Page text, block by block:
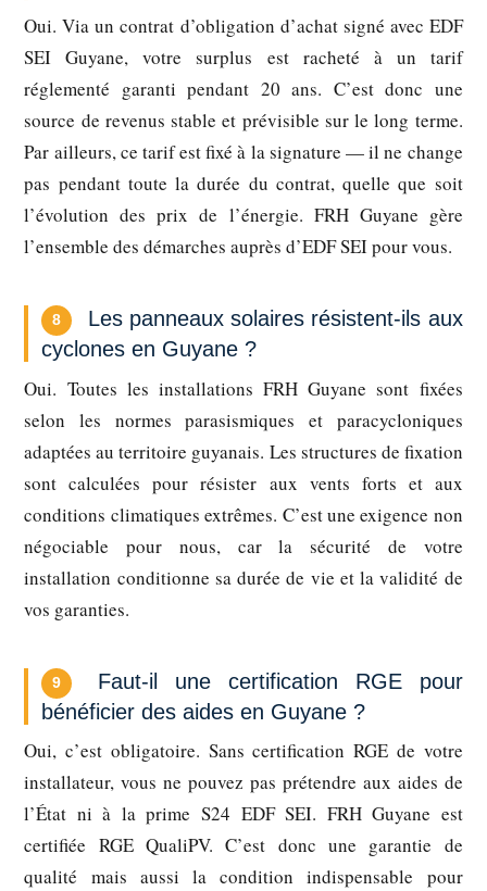
Oui. Via un contrat d’obligation d’achat signé avec EDF
SEI Guyane, votre surplus est racheté à un tarif
réglementé garanti pendant 20 ans. C’est donc une
source de revenus stable et prévisible sur le long terme.
Par ailleurs, ce tarif est fixé à la signature — il ne change
pas pendant toute la durée du contrat, quelle que soit
l’évolution des prix de l’énergie. FRH Guyane gère
l’ensemble des démarches auprès d’EDF SEI pour vous.
8
Les panneaux solaires résistent-ils aux
cyclones en Guyane ?
Oui. Toutes les installations FRH Guyane sont fixées
selon les normes parasismiques et paracycloniques
adaptées au territoire guyanais. Les structures de fixation
sont calculées pour résister aux vents forts et aux
conditions climatiques extrêmes. C’est une exigence non
négociable pour nous, car la sécurité de votre
installation conditionne sa durée de vie et la validité de
vos garanties.
9
Faut-il une certification RGE pour
bénéficier des aides en Guyane ?
Oui, c’est obligatoire. Sans certification RGE de votre
installateur, vous ne pouvez pas prétendre aux aides de
l’État ni à la prime S24 EDF SEI. FRH Guyane est
certifiée RGE QualiPV. C’est donc une garantie de
qualité mais aussi la condition indispensable pour